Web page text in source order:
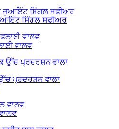
ਸਿੰਗਲ ਸਫੀਅਰ
ਵਾਲਵ
ਪ੍ਰਦਰਸ਼ਨ ਵਾਲਾ